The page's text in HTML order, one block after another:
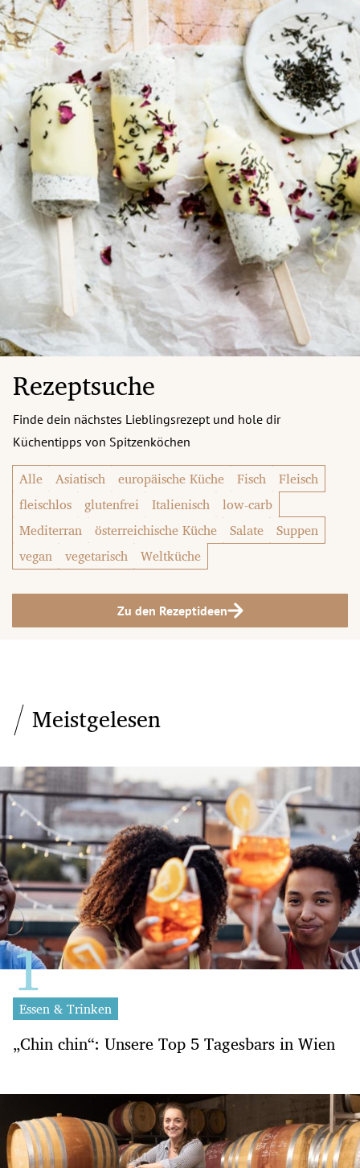
Rezeptsuche
Finde dein nächstes Lieblingsrezept und hole dir
Küchentipps von Spitzenköchen
Alle Asiatisch europäische Küche Fisch
Fleisch
fleischlos
glutenfrei Italienisch
low-carb
Mediterran
österreichische Küche Salate
Suppen
vegan
vegetarisch Weltküche
Zu den Rezeptideen
Meistgelesen
Essen & Trinken
„Chin chin“: Unsere Top 5 Tagesbars in Wien